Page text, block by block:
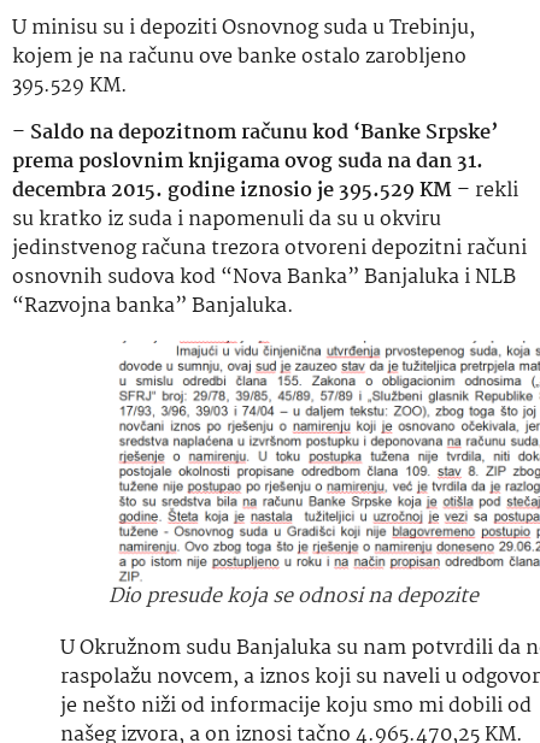
U minisu su i depoziti Osnovnog suda u Trebinju,
kojem je na računu ove banke ostalo zarobljeno
395.529 KM.
– Saldo na depozitnom računu kod ‘Banke Srpske’
prema poslovnim knjigama ovog suda na dan 31.
decembra 2015. godine iznosio je 395.529 KM– rekli
su kratko iz suda i napomenuli da su u okviru
jedinstvenog računa trezora otvoreni depozitni računi
osnovnih sudova kod “Nova Banka” Banjaluka i NLB
“Razvojna banka” Banjaluka.
Dio presude koja se odnosi na depozite
U Okružnom sudu Banjaluka su nam potvrdili da
raspolažu novcem, a iznos koji su naveli u
je nešto niži od informacije koju smo mi dobili od
našeg izvora, a on iznosi tačno 4.965.470,25 KM.